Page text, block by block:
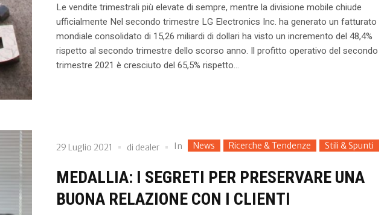
Le vendite trimestrali più elevate di sempre, mentre la divisione mobile chiude
ufficialmente Nel secondo trimestre LG Electronics Inc. ha generato un fatturato
mondiale consolidato di 15,26 miliardi di dollari ha visto un incremento del 48,4%
rispetto al secondo trimestre dello scorso anno. Il profitto operativo del secondo
trimestre 2021 è cresciuto del 65,5% rispetto...
29 Luglio 2021 di dealer In News Ricerche & Tendenze Stili & Spunti
MEDALLIA: I SEGRETI PER PRESERVARE UNA
BUONA RELAZIONE CON I CLIENTI